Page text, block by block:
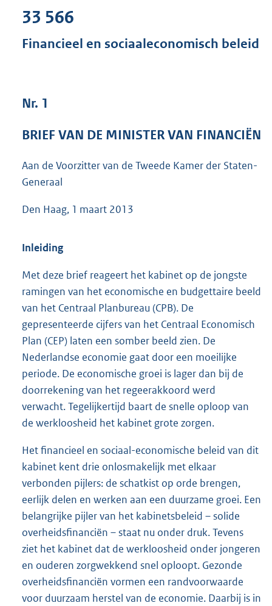
s
e
7
33 566
Financieel en sociaaleconomisch beleid
Nr. 1
BRIEF VAN DE MINISTER VAN FINANCIËN
Aan de Voorzitter van de Tweede Kamer der Staten-
Generaal
Den Haag, 1 maart 2013
Inleiding
Met deze brief reageert het kabinet op de jongste
ramingen van het economische en budgettaire beeld
van het Centraal Planbureau (CPB). De
gepresenteerde cijfers van het Centraal Economisch
Plan (CEP) laten een somber beeld zien. De
Nederlandse economie gaat door een moeilijke
periode. De economische groei is lager dan bij de
doorrekening van het regeerakkoord werd
verwacht. Tegelijkertijd baart de snelle oploop van
de werkloosheid het kabinet grote zorgen.
Het financieel en sociaal-economische beleid van dit
kabinet kent drie onlosmakelijk met elkaar
verbonden pijlers: de schatkist op orde brengen,
eerlijk delen en werken aan een duurzame groei. Een
belangrijke pijler van het kabinetsbeleid – solide
overheidsfinanciën – staat nu onder druk. Tevens
ziet het kabinet dat de werkloosheid onder jongeren
en ouderen zorgwekkend snel oploopt. Gezonde
overheidsfinanciën vormen een randvoorwaarde
voor duurzaam herstel van de economie. Daarbij is in